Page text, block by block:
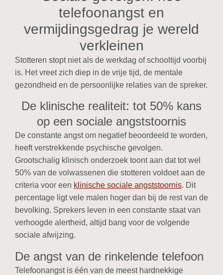
telefoonangst en
vermijdingsgedrag je wereld
verkleinen
Stotteren stopt niet als de werkdag of schooltijd voorbij
is. Het vreet zich diep in de vrije tijd, de mentale
gezondheid en de persoonlijke relaties van de spreker.
De klinische realiteit: tot 50% kans
op een sociale angststoornis
De constante angst om negatief beoordeeld te worden,
heeft verstrekkende psychische gevolgen.
Grootschalig klinisch onderzoek toont aan dat tot wel
50% van de volwassenen die stotteren voldoet aan de
criteria voor een klinische sociale angststoornis. Dit
percentage ligt vele malen hoger dan bij de rest van de
bevolking. Sprekers leven in een constante staat van
verhoogde alertheid, altijd bang voor de volgende
sociale afwijzing.
De angst van de rinkelende telefoon
Telefoonangst is één van de meest hardnekkige